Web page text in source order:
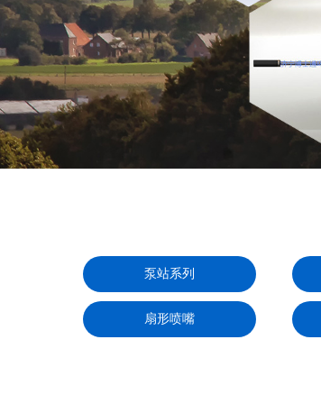
泵站系列
扇形喷嘴